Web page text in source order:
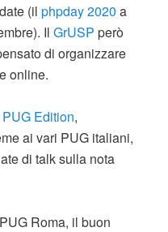
(ilphpday 2020 a
IlGrUSP però
di organizzare
online.
Edition,
ai vari PUG italiani,
di talk sulla nota
Roma, il buon